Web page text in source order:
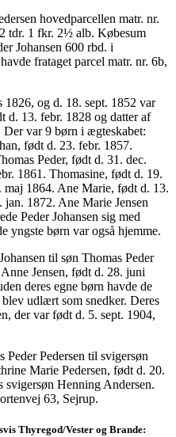
hovedparcellen matr. nr.
tdr. 1 fkr. 2½ alb. Købesum
Johansen 600 rbd. i
frataget parcel matr. nr. 6b,
1826, og d. 18. sept. 1852 var
d. 13. febr. 1828 og datter af
Der var 9 børn i ægteskabet:
født d. 23. febr. 1857.
Peder, født d. 31. dec.
1861. Thomasine, født d. 19.
1864. Ane Marie, født d. 13.
1872. Ane Marie Jensen
Peder Johansen sig med
yngste børn var også hjemme.
til søn Thomas Peder
Jensen, født d. 28. juni
deres egne børn havde de
blev udlært som snedker. Deres
der var født d. 5. sept. 1904,
Pedersen til svigersøn
Marie Pedersen, født d. 20.
svigersøn Henning Andersen.
63, Sejrup.
Thyregod/Vester og Brande: